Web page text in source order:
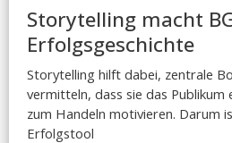
Storytelling macht
Erfolgsgeschichte
Storytelling hilft dabei, zentrale
vermitteln, dass sie das
zum Handeln motivieren. Darum
Erfolgstool